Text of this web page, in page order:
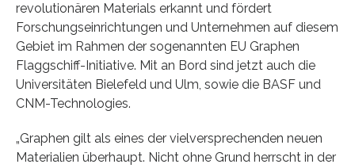
revolutionären Materials erkannt und fördert
Forschungseinrichtungen und Unternehmen auf diesem
Gebiet im Rahmen der sogenannten EU Graphen
Flaggschiff-Initiative. Mit an Bord sind jetzt auch die
Universitäten Bielefeld und Ulm, sowie die BASF und
CNM-Technologies.
„Graphen gilt als eines der vielversprechenden neuen
Materialien überhaupt. Nicht ohne Grund herrscht in der